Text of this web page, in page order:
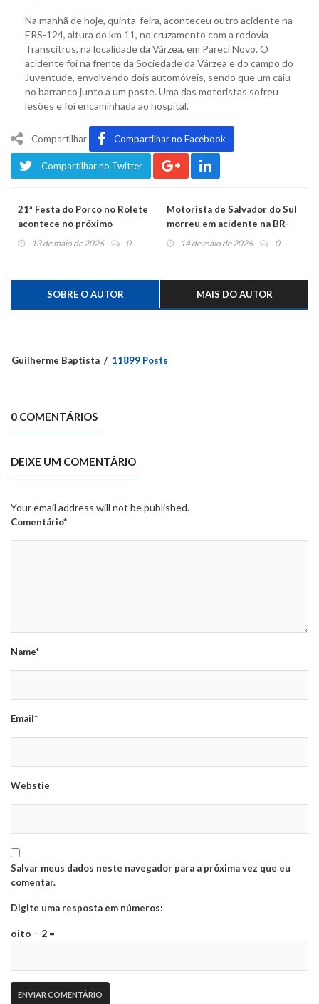
Na manhã de hoje, quinta-feira, aconteceu outro acidente na
ERS-124, altura do km 11, no cruzamento com a rodovia
Transcitrus, na localidade da Várzea, em Pareci Novo. O
acidente foi na frente da Sociedade da Várzea e do campo do
Juventude, envolvendo dois automóveis, sendo que um caiu
no barranco junto a um poste. Uma das motoristas sofreu
lesões e foi encaminhada ao hospital.
Compartilhar Compartilhar no Facebook
Compartilhar no Twitter
21ª Festa do Porco no Rolete
acontece no próximo
domingo
13 de maio de 2026 0
Motorista de Salvador do Sul
morreu em acidente na BR-
470 em Montenegro
14 de maio de 2026 0
SOBRE O AUTOR MAIS DO AUTOR
Guilherme Baptista 11899 Posts
0 COMENTÁRIOS
DEIXE UM COMENTÁRIO
Your email address will not be published.
Comentário*
Name*
Email*
Webstie
Salvar meus dados neste navegador para a próxima vez que eu
comentar.
Digite uma resposta em números:
oito − 2 =